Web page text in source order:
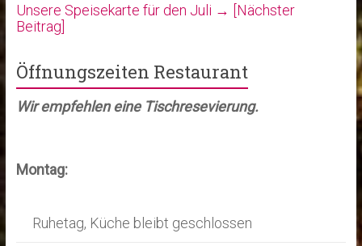
Unsere Speisekarte für den Juli → [Nächster
Beitrag]
Öffnungszeiten Restaurant
Wir empfehlen eine Tischresevierung.
Montag:
Ruhetag, Küche bleibt geschlossen